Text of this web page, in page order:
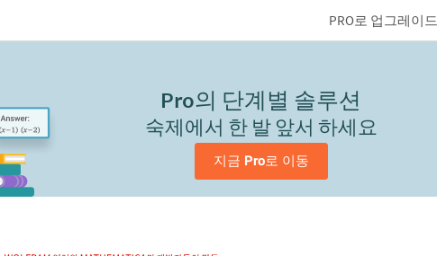
PRO로 업그레이드
Pro의 단계별 솔루션
숙제에서 한 발 앞서 하세요
지금 Pro로 이동